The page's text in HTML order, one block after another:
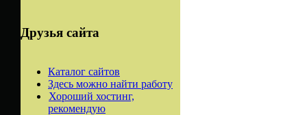
Друзья сайта
Каталог сайтов
Здесь можно найти работу
Хороший хостинг,
рекомендую